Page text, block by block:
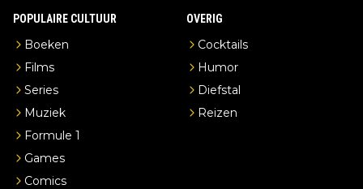
POPULAIRE CULTUUR
Boeken
Films
Series
Muziek
Formule 1
Games
Comics
OVERIG
Cocktails
Humor
Diefstal
Reizen